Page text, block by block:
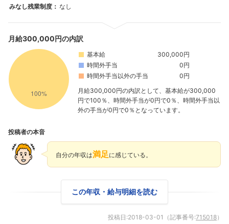
みなし残業制度： なし
月給300,000円の内訳
基本給
300,000円
時間外手当
0円
時間外手当以外の手当
0円
月給300,000円の内訳として、基本給が300,000
円で100％、時間外手当が0円で0％、時間外手当以
外の手当が0円で0％となっています。
投稿者の本音
自分の年収は満足 に感じている。
この年収・給与明細を読む
投稿日:2018-03-01 （記事番号:715018）